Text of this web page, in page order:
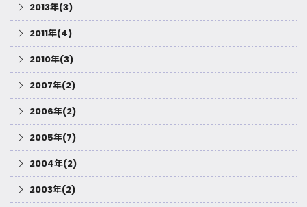
2013年(3)
2011年(4)
2010年(3)
2007年(2)
2006年(2)
2005年(7)
2004年(2)
2003年(2)